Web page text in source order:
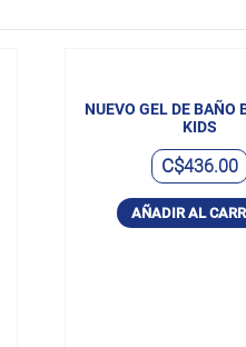
NUEVO GEL DE BAÑO
KIDS
C$436.00
AÑADIR AL